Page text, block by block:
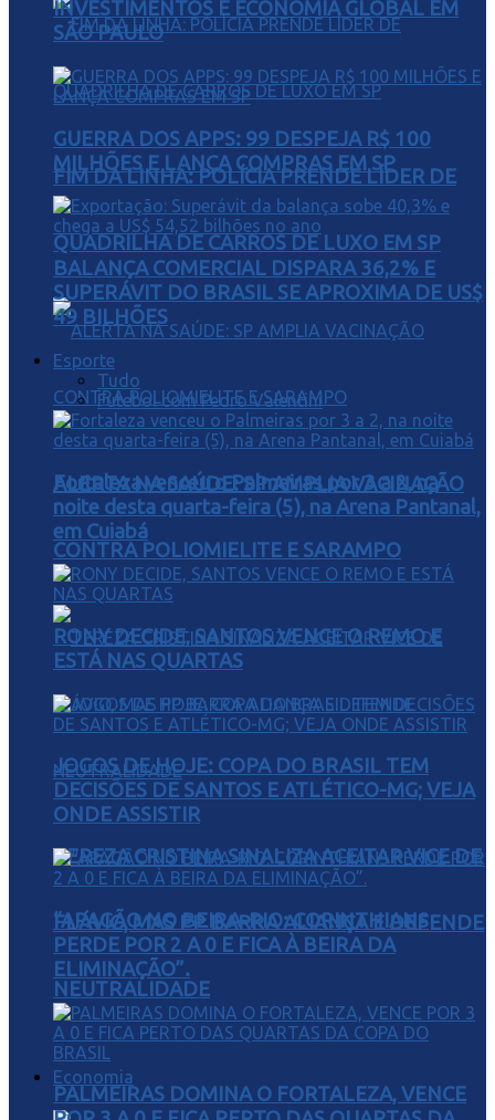
FIM DA LINHA: POLÍCIA PRENDE LÍDER DE
QUADRILHA DE CARROS DE LUXO EM SP
ALERTA NA SAÚDE: SP AMPLIA VACINAÇÃO
CONTRA POLIOMIELITE E SARAMPO
TEREZA CRISTINA SINALIZA ACEITAR VICE DE
FLÁVIO, MAS PP BARRA ALIANÇA E DEFENDE
NEUTRALIDADE
Economia
INVESTIMENTOS E ECONOMIA GLOBAL EM
SÃO PAULO
GUERRA DOS APPS: 99 DESPEJA R$ 100
MILHÕES E LANÇA COMPRAS EM SP
BALANÇA COMERCIAL DISPARA 36,2% E
SUPERÁVIT DO BRASIL SE APROXIMA DE US$
49 BILHÕES
Esporte
Tudo
Futebol com Pedro Valentini
Fortaleza venceu o Palmeiras por 3 a 2, na
noite desta quarta-feira (5), na Arena Pantanal,
em Cuiabá
RONY DECIDE, SANTOS VENCE O REMO E
ESTÁ NAS QUARTAS
JOGOS DE HOJE: COPA DO BRASIL TEM
DECISÕES DE SANTOS E ATLÉTICO-MG; VEJA
ONDE ASSISTIR
“APAGÃO NO BEIRA-RIO: CORINTHIANS
PERDE POR 2 A 0 E FICA À BEIRA DA
ELIMINAÇÃO”.
PALMEIRAS DOMINA O FORTALEZA, VENCE